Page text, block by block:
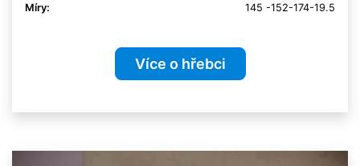
Míry:
145 -152-174-19.5
Více o hřebci